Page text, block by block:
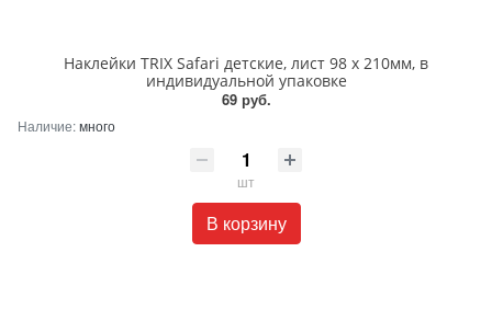
Наклейки TRIX Safari детские, лист 98 х 210мм, в
индивидуальной упаковке
69 руб.
Наличие:много
шт
В корзину